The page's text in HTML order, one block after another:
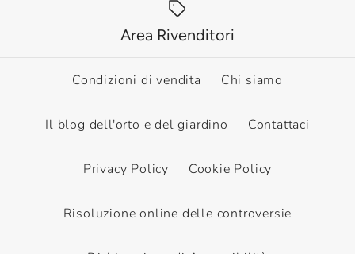
Area Rivenditori
Condizioni di vendita Chi siamo
Il blog dell'orto e del giardino Contattaci
Privacy Policy Cookie Policy
Risoluzione online delle controversie